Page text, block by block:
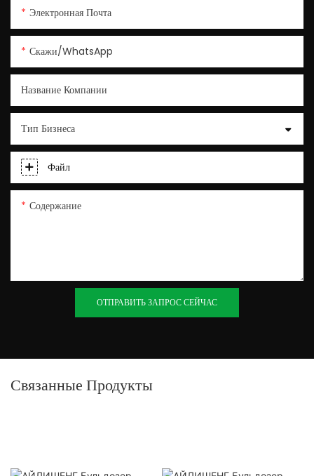
Электронная Почта
Скажи/WhatsApp
Название Компании
Тип Бизнеса
Файл
Содержание
ОТПРАВИТЬ ЗАПРОС СЕЙЧАС
Связанные Продукты